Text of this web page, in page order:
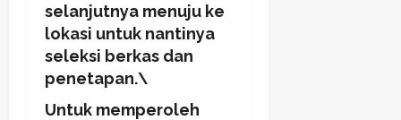
selanjutnya menuju ke
lokasi untuk nantinya
seleksi berkas dan
penetapan.\
Untuk memperoleh